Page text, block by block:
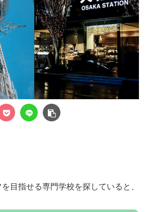
目指せる専門学校を探していると、